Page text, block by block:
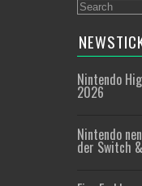
Nintendo
2026
Nintendo
der Switch